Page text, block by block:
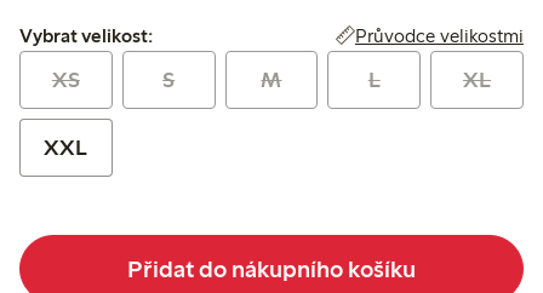
Vybrat velikost:
Vybrat velikost: Průvodce velikostmi
XS S M L XL
XXL
Přidat do nákupního košíku